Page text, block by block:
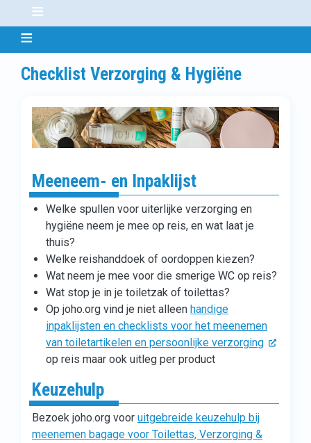
Checklist Verzorging & Hygiëne
Meeneem- en Inpaklijst
Welke spullen voor uiterlijke verzorging en
hygiëne neem je mee op reis, en wat laat je
thuis?
Welke reishanddoek of oordoppen kiezen?
Wat neem je mee voor die smerige WC op reis?
Wat stop je in je toiletzak of toilettas?
Op joho.org vind je niet alleen handige
inpaklijsten en checklists voor het meenemen
van toiletartikelen en persoonlijke verzorging
op reis maar ook uitleg per product
Keuzehulp
Bezoek joho.org voor uitgebreide keuzehulp bij
meenemen bagage voor Toilettas, Verzorging &